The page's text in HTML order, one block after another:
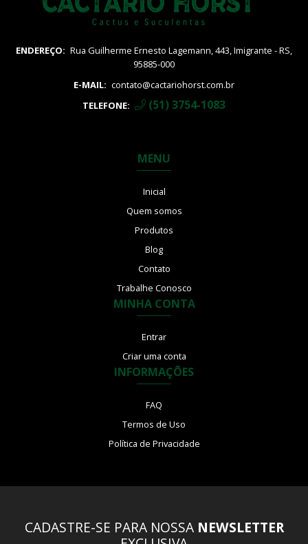
ENDEREÇO: Rua Guilherme Ernesto Lagemann, 443, Imigrante - RS,
95885-000
E-MAIL: contato@cactariohorst.com.br
TELEFONE:
(51) 3754-1083
MENU
Inicial
Quem somos
Produtos
Blog
Contato
Trabalhe Conosco
MINHA CONTA
Entrar
Criar uma conta
INFORMAÇÕES
FAQ
Termos de Uso
Política de Privacidade
CADASTRE-SE PARA NOSSA NEWSLETTER